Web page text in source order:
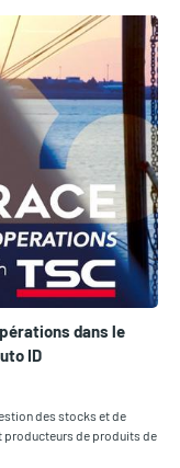
dans le
ID
des stocks et de
de produits de